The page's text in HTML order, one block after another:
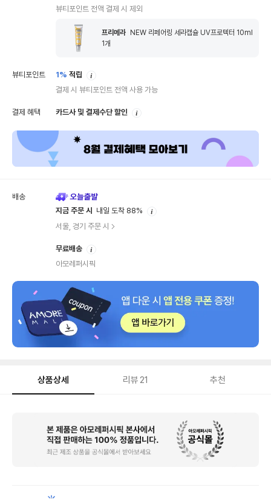
뷰티포인트 전액 결제 시 제외
프리메라 NEW 리페어링 세라캡슐 UV프로텍터 10ml
1개
뷰티포인트 1% 적립
결제 시 뷰티포인트 전액 사용 가능
결제 혜택 카드사 및 결제수단 할인
배송
지금 주문 시
내일 도착 88%
서울, 경기 주문 시
무료배송
아모레퍼시픽
상품상세 리뷰21 추천